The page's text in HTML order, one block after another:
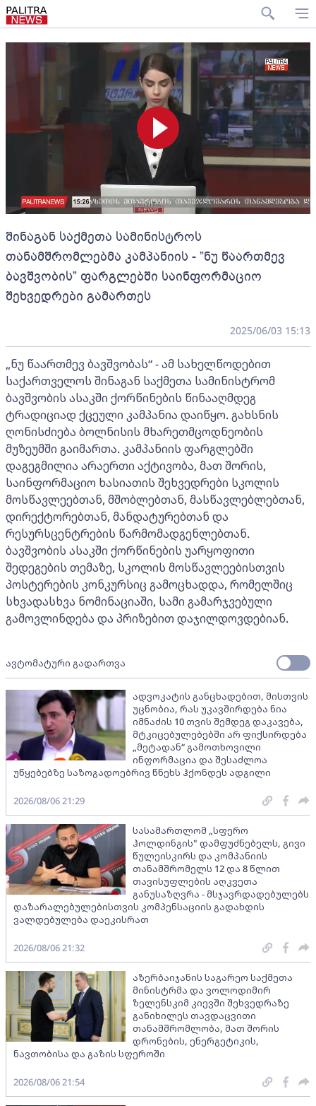
შინაგან საქმეთა სამინისტროს
თანამშრომლებმა კამპანიის - ”ნუ წაართმევ
ბავშვობის” ფარგლებში საინფორმაციო
შეხვედრები გამართეს
2025/06/03 15:13
„ნუ წაართმევ ბავშვობას“ - ამ სახელწოდებით
საქართველოს შინაგან საქმეთა სამინისტრომ
ბავშვობის ასაკში ქორწინების წინააღმდეგ
ტრადიციად ქცეული კამპანია დაიწყო. გახსნის
ღონისძიება ბოლნისის მხარეთმცოდნეობის
მუზეუმში გაიმართა. კამპანიის ფარგლებში
დაგეგმილია არაერთი აქტივობა, მათ შორის,
საინფორმაციო ხასიათის შეხვედრები სკოლის
მოსწავლეებთან, მშობლებთან, მასწავლებლებთან,
დირექტორებთან, მანდატურებთან და
რესურსცენტრების წარმომადგენლებთან.
ბავშვობის ასაკში ქორწინების უარყოფითი
შედეგების თემაზე, სკოლის მოსწავლეებისთვის
პოსტერების კონკურსიც გამოცხადდა, რომელშიც
სხვადასხვა ნომინაციაში, სამი გამარჯვებული
გამოვლინდება და პრიზებით დაჯილდოვდებიან.
ავტომატური გადართვა
ადვოკატის განცხადებით, მისთვის
უცნობია, რას უკავშირდება ნია
იმნაძის 10 თვის შემდეგ დაკავება,
მტკიცებულებებში არ ფიქსირდება
„მეტადან“ გამოთხოვილი
ინფორმაცია და შესაძლოა
უწყებებზე საზოგადოებრივ წნეხს ჰქონდეს ადგილი
2026/08/06 21:29
სასამართლომ „სფერო
ჰოლდინგის" დამფუძნებელს, გივი
წულეისკირს და კომპანიის
თანამშრომელს 12 და 8 წლით
თავისუფლების აღკვეთა
განუსაზღვრა - მსჯავრდადებულებს
დაზარალებულებისთვის კომპენსაციის გადახდის
ვალდებულება დაეკისრათ
2026/08/06 21:32
აზერბაიჯანის საგარეო საქმეთა
მინისტრმა და ვოლოდიმირ
ზელენსკიმ კიევში შეხვედრაზე
განიხილეს თავდაცვითი
თანამშრომლობა, მათ შორის
დრონების, ენერგეტიკის,
ნავთობისა და გაზის სფეროში
2026/08/06 21:54